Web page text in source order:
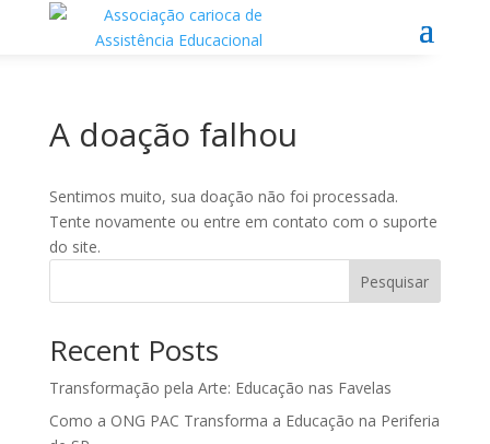
A doação falhou
Sentimos muito, sua doação não foi processada.
Tente novamente ou entre em contato com o suporte
do site.
Pesquisar
Recent Posts
Transformação pela Arte: Educação nas Favelas
Como a ONG PAC Transforma a Educação na Periferia